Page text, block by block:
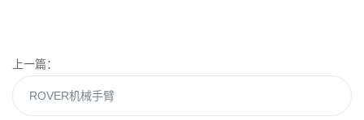
上一篇：
ROVER机械手臂